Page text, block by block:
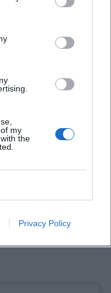
my
the
Privacy Policy